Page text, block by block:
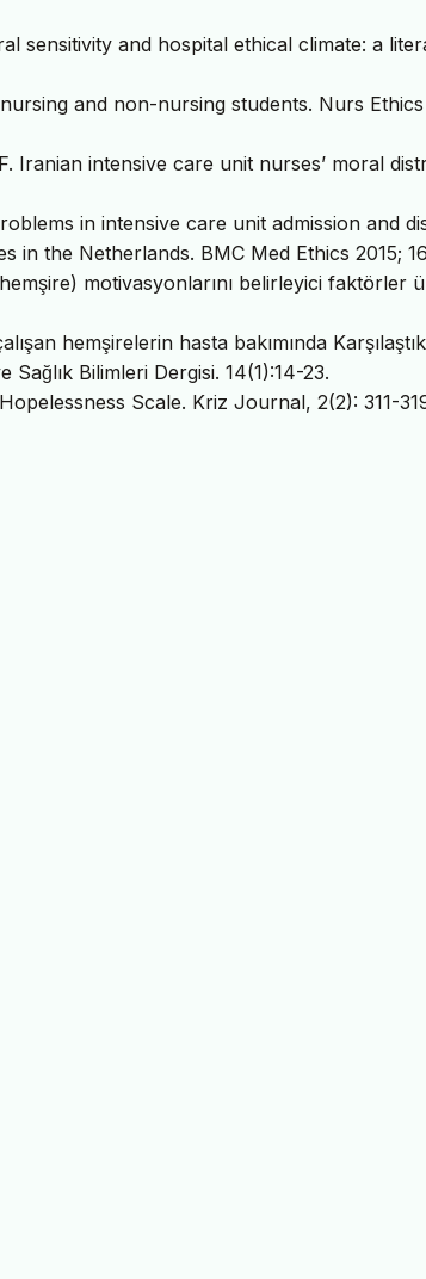
sensitivity and hospital ethical climate: a
and non-nursing students. Nurs Ethics
Iranian intensive care unit nurses’ moral
in intensive care unit admission and
in the Netherlands. BMC Med Ethics 2015;
motivasyonlarını belirleyici faktörler
hemşirelerin hasta bakımında
Bilimleri Dergisi. 14(1):14-23.
Scale. Kriz Journal, 2(2): 311-